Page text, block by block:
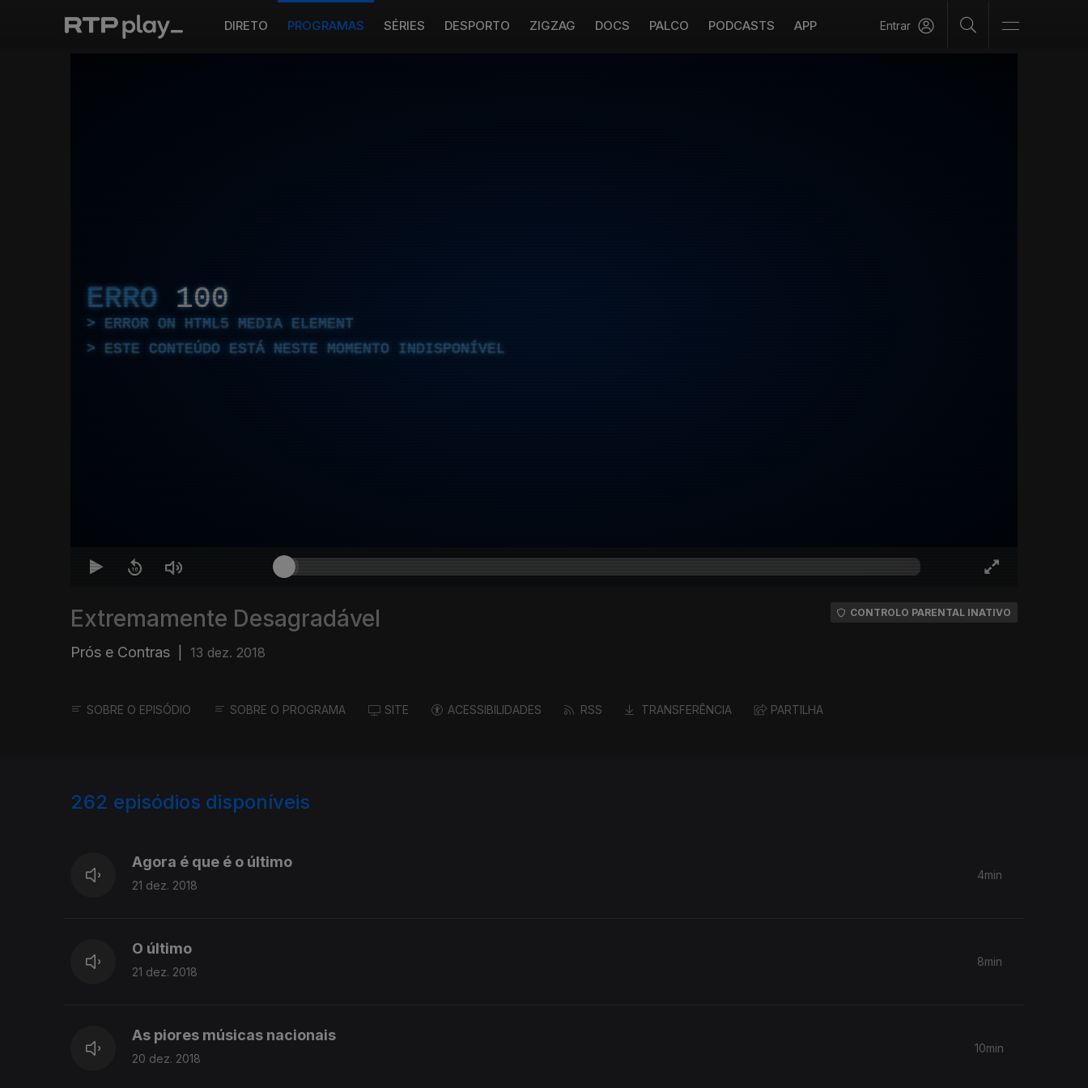
DIRETO PROGRAMAS SÉRIES DESPORTO ZIGZAG DOCS PALCO PODCASTS APP Entrar
ERRO 100
ERROR ON HTML5 MEDIA ELEMENT
ESTE CONTEÚDO ESTÁ NESTE MOMENTO INDISPONÍVEL
Extremamente Desagradável
Prós e Contras 13 dez. 2018
CONTROLO PARENTAL INATIVO
SOBRE O EPISÓDIO SOBRE O PROGRAMA SITE ACESSIBILIDADES RSS TRANSFERÊNCIA PARTILHA
262 episódios disponíveis
Agora é que é o último
21 dez. 2018
4min
O último
21 dez. 2018
8min
As piores músicas nacionais
20 dez. 2018
10min